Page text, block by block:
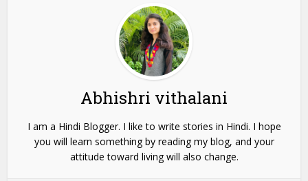
Abhishri vithalani
I am a Hindi Blogger. I like to write stories in Hindi. I hope
you will learn something by reading my blog, and your
attitude toward living will also change.